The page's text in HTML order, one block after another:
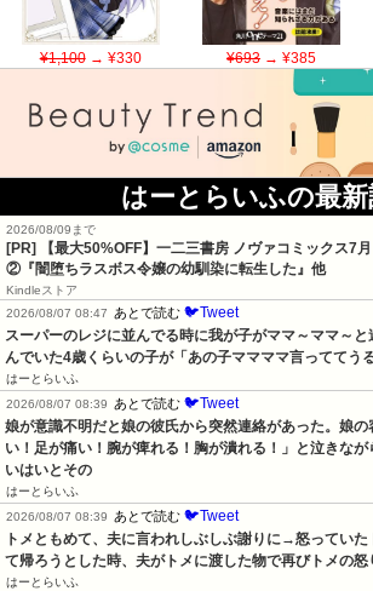
¥1,100→ ¥330 ¥693→ ¥385
はーとらいふの最
2026/08/09まで
[PR] 【最大50%OFF】一二三書房 ノヴァコミックス7
②『闇堕ちラスボス令嬢の幼馴染に転生した』他
Kindleストア
2026/08/07 08:47 あとで読む 🐦Tweet
スーパーのレジに並んでる時に我が子がママ～ママ～
んでいた4歳くらいの子が「あの子ママママ言っててう
はーとらいふ
2026/08/07 08:39 あとで読む 🐦Tweet
娘が意識不明だと娘の彼氏から突然連絡があった。娘
い！足が痛い！腕が痺れる！胸が潰れる！」と泣きな
いはいとその
はーとらいふ
2026/08/07 08:39 あとで読む 🐦Tweet
トメともめて、夫に言われしぶしぶ謝りに→怒ってい
て帰ろうとした時、夫がトメに渡した物で再びトメの
はーとらいふ